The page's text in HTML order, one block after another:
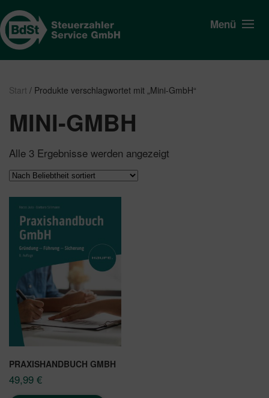
Menü
Start / Produkte verschlagwortet mit „Mini-GmbH“
MINI-GMBH
Alle 3 Ergebnisse werden angezeigt
PRAXISHANDBUCH GMBH
49,99 €